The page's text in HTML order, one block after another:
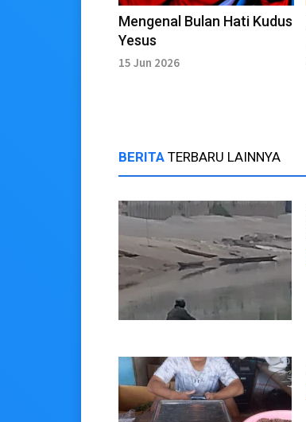
Mengenal Bulan Hati Kudus
Yesus
15 Jun 2026
BERITA TERBARU LAINNYA